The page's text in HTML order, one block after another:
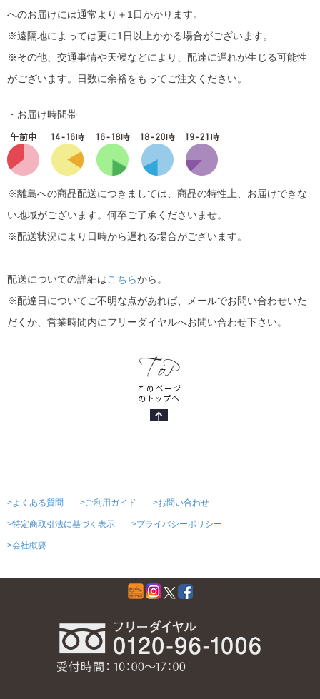
へのお届けには通常より＋1日かかります。
※遠隔地によっては更に1日以上かかる場合がございます。
※その他、交通事情や天候などにより、配達に遅れが生じる可能性
がございます。日数に余裕をもってご注文ください。
・お届け時間帯
※離島への商品配送につきましては、商品の特性上、お届けできな
い地域がございます。何卒ご了承くださいませ。
※配送状況により日時から遅れる場合がございます。
配送についての詳細はこちらから。
※配達日についてご不明な点があれば、メールでお問い合わせいた
だくか、営業時間内にフリーダイヤルへお問い合わせ下さい。
>よくある質問 >ご利用ガイド >お問い合わせ
>特定商取引法に基づく表示 >プライバシーポリシー
>会社概要